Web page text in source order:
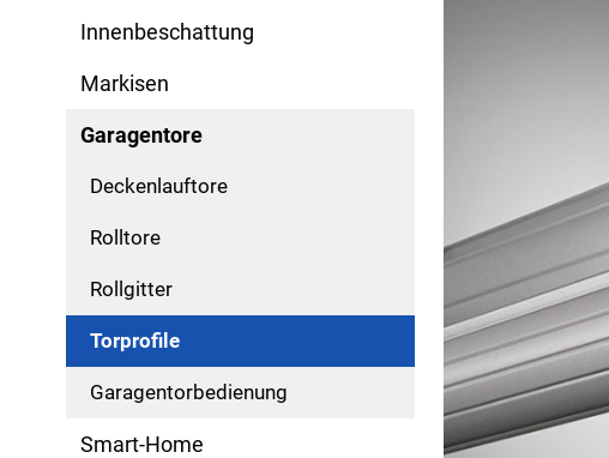
Innenbeschattung
Markisen
Garagentore
Deckenlauftore
Rolltore
Rollgitter
Torprofile
Garagentorbedienung
Smart-Home